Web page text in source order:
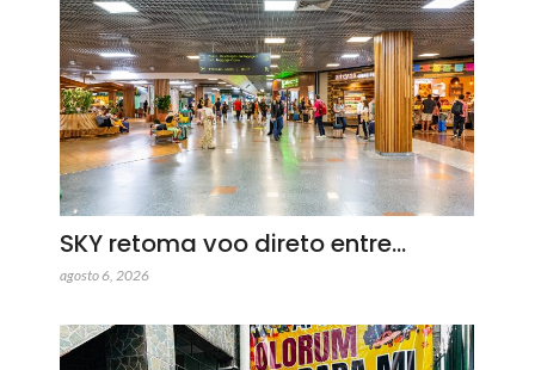
SKY retoma voo direto entre…
agosto 6, 2026